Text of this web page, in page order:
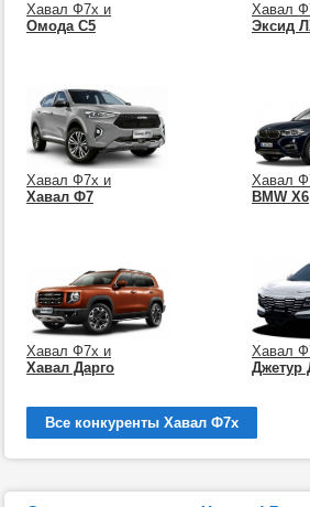
Хавал Ф7х и
Омода С5
Хавал
Эксид
Хавал Ф7х и
Хавал Ф7
Хавал
BMW X6
Хавал Ф7х и
Хавал Дарго
Хавал
Джетур
Все конкуренты Хавал Ф7х